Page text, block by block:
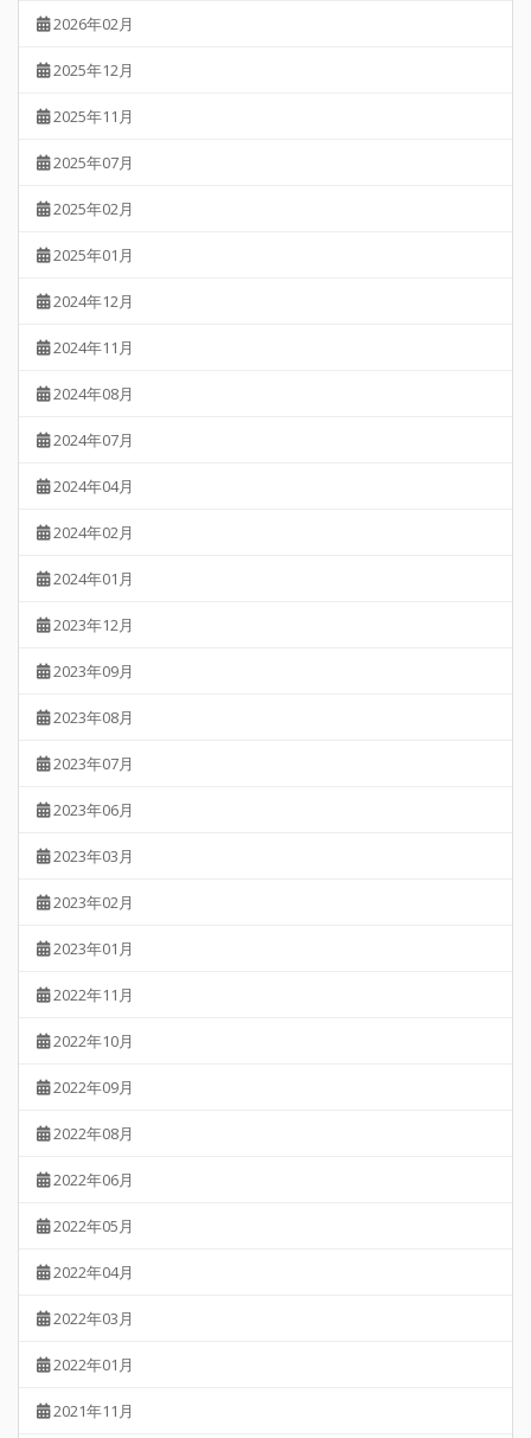
2026年02月
2025年12月
2025年11月
2025年07月
2025年02月
2025年01月
2024年12月
2024年11月
2024年08月
2024年07月
2024年04月
2024年02月
2024年01月
2023年12月
2023年09月
2023年08月
2023年07月
2023年06月
2023年03月
2023年02月
2023年01月
2022年11月
2022年10月
2022年09月
2022年08月
2022年06月
2022年05月
2022年04月
2022年03月
2022年01月
2021年11月